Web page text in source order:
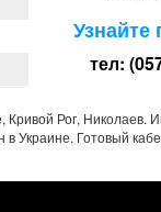
Узнайте
тел:
Рог, Николаев.
Украине. Готовый